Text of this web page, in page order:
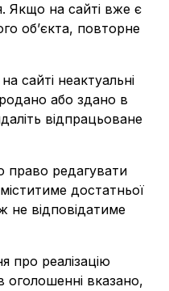
Якщо на сайті вже є
об’єкта, повторне
сайті неактуальні
або здано в
відпрацьоване
право редагувати
достатньої
не відповідатиме
про реалізацію
оголошенні вказано,